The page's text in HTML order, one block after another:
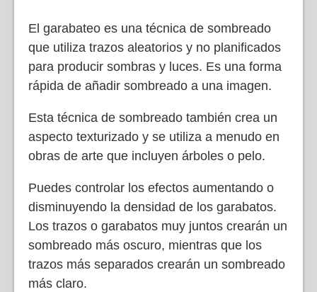
El garabateo es una técnica de sombreado
que utiliza trazos aleatorios y no planificados
para producir sombras y luces. Es una forma
rápida de añadir sombreado a una imagen.
Esta técnica de sombreado también crea un
aspecto texturizado y se utiliza a menudo en
obras de arte que incluyen árboles o pelo.
Puedes controlar los efectos aumentando o
disminuyendo la densidad de los garabatos.
Los trazos o garabatos muy juntos crearán un
sombreado más oscuro, mientras que los
trazos más separados crearán un sombreado
más claro.